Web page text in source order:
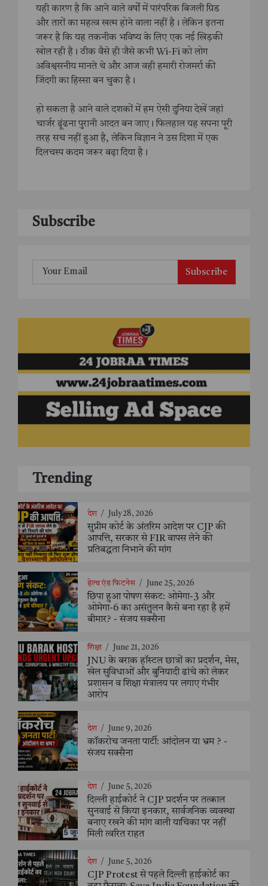
यही कारण है कि आने वाले वर्षों में पारंपरिक बिजली ग्रिड
और तारों का महत्व खत्म होने वाला नहीं है। लेकिन इतना
जरूर है कि यह तकनीक भविष्य के लिए एक नई खिड़की
खोल रही है। ठीक वैसे ही जैसे कभी Wi-Fi को लोग
अविश्वसनीय मानते थे और आज वही हमारी रोजमर्रा की
जिंदगी का हिस्सा बन चुका है।
हो सकता है आने वाले दशकों में हम ऐसी दुनिया देखें जहां
चार्जर ढूंढना पुरानी आदत बन जाए। फिलहाल यह सपना पूरी
तरह सच नहीं हुआ है, लेकिन विज्ञान ने उस दिशा में एक
दिलचस्प कदम जरूर बढ़ा दिया है।
Subscribe
Subscribe
Trending
देश / July 28, 2026
सुप्रीम कोर्ट के अंतरिम आदेश पर CJP की
आपत्ति, सरकार से FIR वापस लेने की
प्रतिबद्धता निभाने की मांग
हेल्थ एंड फिटनेस / June 25, 2026
छिपा हुआ पोषण संकट: ओमेगा-3 और
ओमेगा-6 का असंतुलन कैसे बना रहा है हमें
बीमार? - संजय सक्सैना
शिक्षा / June 21, 2026
JNU के बराक हॉस्टल छात्रों का प्रदर्शन, मेस,
खेल सुविधाओं और बुनियादी ढांचे को लेकर
प्रशासन व शिक्षा मंत्रालय पर लगाए गंभीर
आरोप
देश / June 9, 2026
कॉकरोच जनता पार्टी: आंदोलन या भ्रम ? -
संजय सक्सैना
देश / June 5, 2026
दिल्ली हाईकोर्ट ने CJP प्रदर्शन पर तत्काल
सुनवाई से किया इनकार, सार्वजनिक व्यवस्था
बनाए रखने की मांग वाली याचिका पर नहीं
मिली त्वरित राहत
देश / June 5, 2026
CJP Protest से पहले दिल्ली हाईकोर्ट का